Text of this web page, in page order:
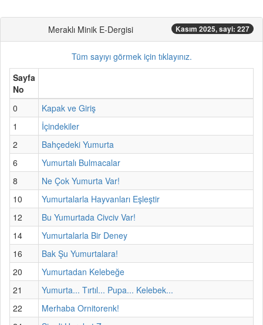
Meraklı Minik E-Dergisi Kasım 2025, sayi: 227
Tüm sayıyı görmek için tıklayınız.
Sayfa
No
0
Kapak ve Giriş
1
İçindekiler
2
Bahçedeki Yumurta
6
Yumurtalı Bulmacalar
8
Ne Çok Yumurta Var!
10
Yumurtalarla Hayvanları Eşleştir
12
Bu Yumurtada Civciv Var!
14
Yumurtalarla Bir Deney
16
Bak Şu Yumurtalara!
20
Yumurtadan Kelebeğe
21
Yumurta... Tırtıl... Pupa... Kelebek...
22
Merhaba Ornitorenk!